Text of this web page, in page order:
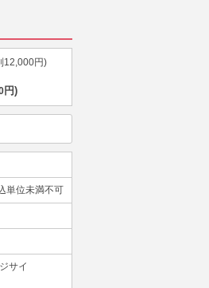
12,000円)
円)
位未満不可
サイ